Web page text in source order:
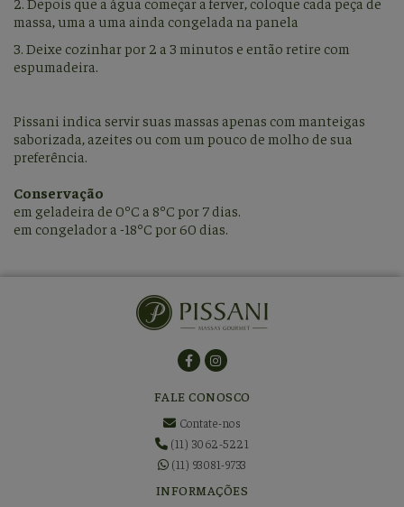
massa, uma a uma ainda congelada na panela
3. Deixe cozinhar por 2 a 3 minutos e então retire com
espumadeira.
Pissani indica servir suas massas apenas com manteigas
saborizada, azeites ou com um pouco de molho de sua
preferência.
Conservação
em geladeira de 0ºC a 8ºC por 7 dias.
em congelador a -18ºC por 60 dias.
FALE CONOSCO
Contate-nos
(11) 3062-5221
(11) 93081-9733
INFORMAÇÕES